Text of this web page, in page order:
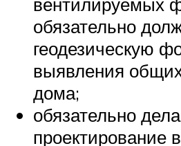
обязательно
геодезическую
выявления
дома;
обязательно
проектирование